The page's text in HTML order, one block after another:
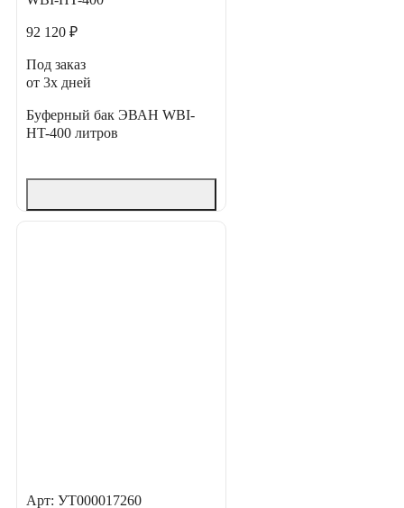
92 120 ₽
Под заказ
от 3х дней
Буферный бак ЭВАН WBI-
HT-400 литров
Арт: УТ000017260